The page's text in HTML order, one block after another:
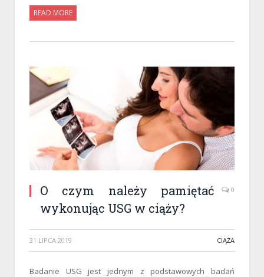
READ MORE
O czym należy pamiętać
wykonując USG w ciąży?
0
31 LIPCA 2019 CIĄŻA
Badanie USG jest jednym z podstawowych badań